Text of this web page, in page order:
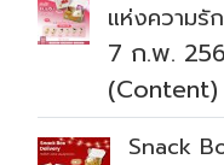
แห่งความรั
7 ก.พ.
(Content)
Snack